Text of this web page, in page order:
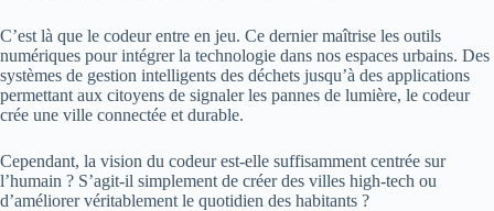
C’est là que le codeur entre en jeu. Ce dernier maîtrise les outils
numériques pour intégrer la technologie dans nos espaces urbains. Des
systèmes de gestion intelligents des déchets jusqu’à des applications
permettant aux citoyens de signaler les pannes de lumière, le codeur
crée une ville connectée et durable.
Cependant, la vision du codeur est-elle suffisamment centrée sur
l’humain ? S’agit-il simplement de créer des villes high-tech ou
d’améliorer véritablement le quotidien des habitants ?